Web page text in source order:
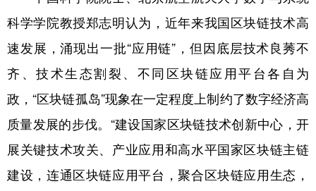
陕西 甘肃 青海 宁夏
新疆 内蒙古 黑龙江
多语种频道
English Español Français عربى
Русский язык 日本語 한국어
科学学院教授郑志明认为，近年来我国区块链技术高
速发展，涌现出一批“应用链”，但因底层技术良莠不
齐、技术生态割裂、不同区块链应用平台各自为
政，“区块链孤岛”现象在一定程度上制约了数字经济高
质量发展的步伐。“建设国家区块链技术创新中心，开
展关键技术攻关、产业应用和高水平国家区块链主链
建设，连通区块链应用平台，聚合区块链应用生态，